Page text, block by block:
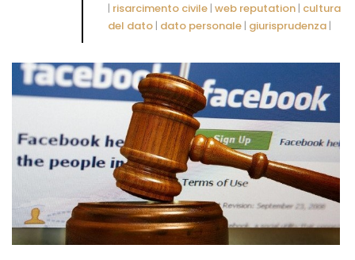
| risarcimento civile | web reputation | cultura
del dato | dato personale | giurisprudenza |